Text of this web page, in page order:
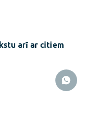
arī ar citiem